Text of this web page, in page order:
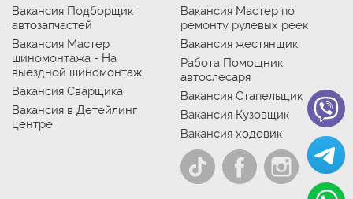
Вакансия Подборщик
автозапчастей
Вакансия Мастер
шиномонтажа - На
выездной шиномонтаж
Вакансия Сварщика
Вакансия в Детейлинг
центре
Вакансия Мастер по
ремонту рулевых реек
Вакансия жестянщик
Работа Помощник
автослесаря
Вакансия Стапельщик
Вакансия Кузовщик
Вакансия ходовик